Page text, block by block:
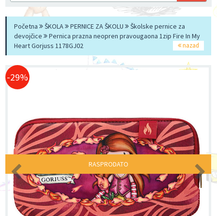
Početna ŠKOLA PERNICE ZA ŠKOLU
Školske pernice za
devojčice
Pernica prazna neopren pravougaona 1zip Fire In My
Heart Gorjuss 1178GJ02
nazad
-29%
RASPRODATO